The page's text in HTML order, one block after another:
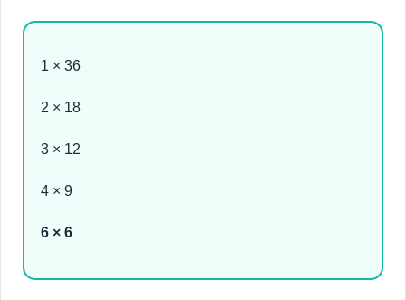
1 × 36
2 × 18
3 × 12
4 × 9
6 × 6